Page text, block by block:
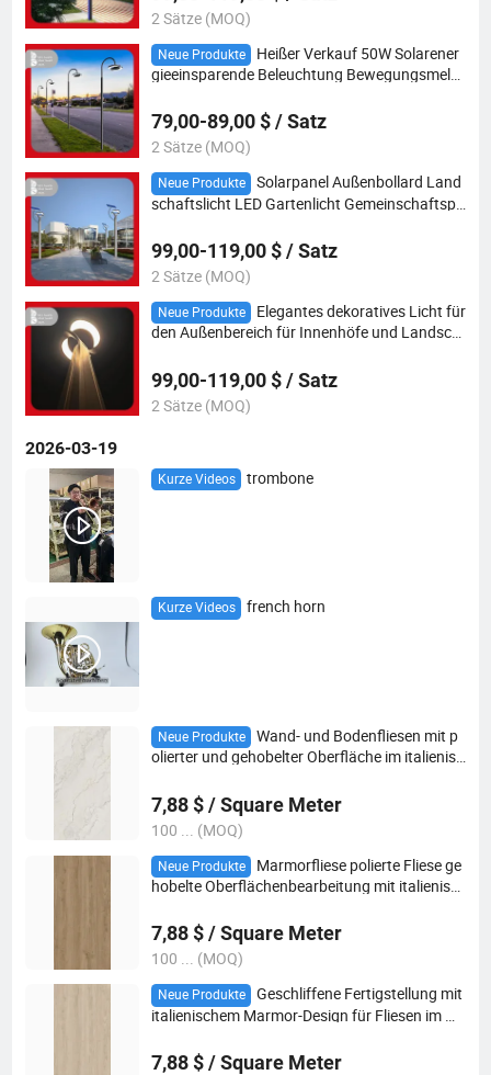
2 Sätze (MOQ)
Neue Produkte
Heißer Verkauf 50W Solarener
gieeinsparende Beleuchtung Bewegungsmeld
Außenbeleuchtung Dekorationslicht
79,00-89,00 $ / Satz
2 Sätze (MOQ)
Neue Produkte
Solarpanel Außenbollard Land
schaftslicht LED Gartenlicht Gemeinschaftspa
99,00-119,00 $ / Satz
2 Sätze (MOQ)
Neue Produkte
Elegantes dekoratives Licht für
den Außenbereich für Innenhöfe und Landsch
99,00-119,00 $ / Satz
2 Sätze (MOQ)
2026-03-19
Kurze Videos trombone
Kurze Videos french horn
Neue Produkte
Wand- und Bodenfliesen mit p
olierter und gehobelter Oberfläche im italienisc
7,88 $ / Square Meter
100 ... (MOQ)
Neue Produkte
Marmorfliese polierte Fliese ge
hobelte Oberflächenbearbeitung mit italienisc
7,88 $ / Square Meter
100 ... (MOQ)
Neue Produkte
Geschliffene Fertigstellung mit
italienischem Marmor-Design für Fliesen im W
7,88 $ / Square Meter